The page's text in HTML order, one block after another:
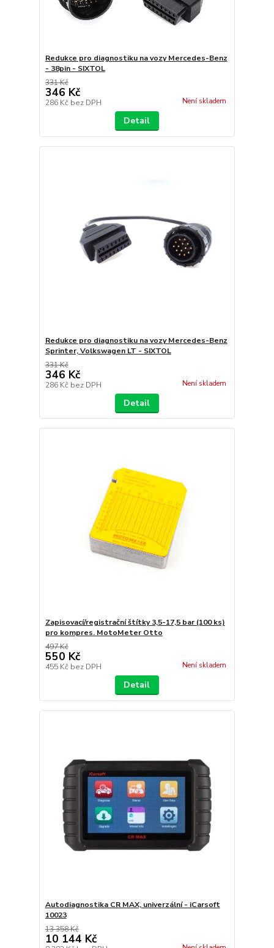
Redukce pro diagnostiku na vozy Mercedes-Benz
- 38pin - SIXTOL
331 Kč
346 Kč
286 Kč bez DPH Není skladem
Detail
Redukce pro diagnostiku na vozy Mercedes-Benz
Sprinter, Volkswagen LT - SIXTOL
331 Kč
346 Kč
286 Kč bez DPH Není skladem
Detail
Zapisovací/registrační štítky 3,5-17,5 bar (100 ks)
pro kompres. MotoMeter Otto
497 Kč
550 Kč
455 Kč bez DPH Není skladem
Detail
Autodiagnostika CR MAX, univerzální - iCarsoft
10023
13 358 Kč
10 144 Kč